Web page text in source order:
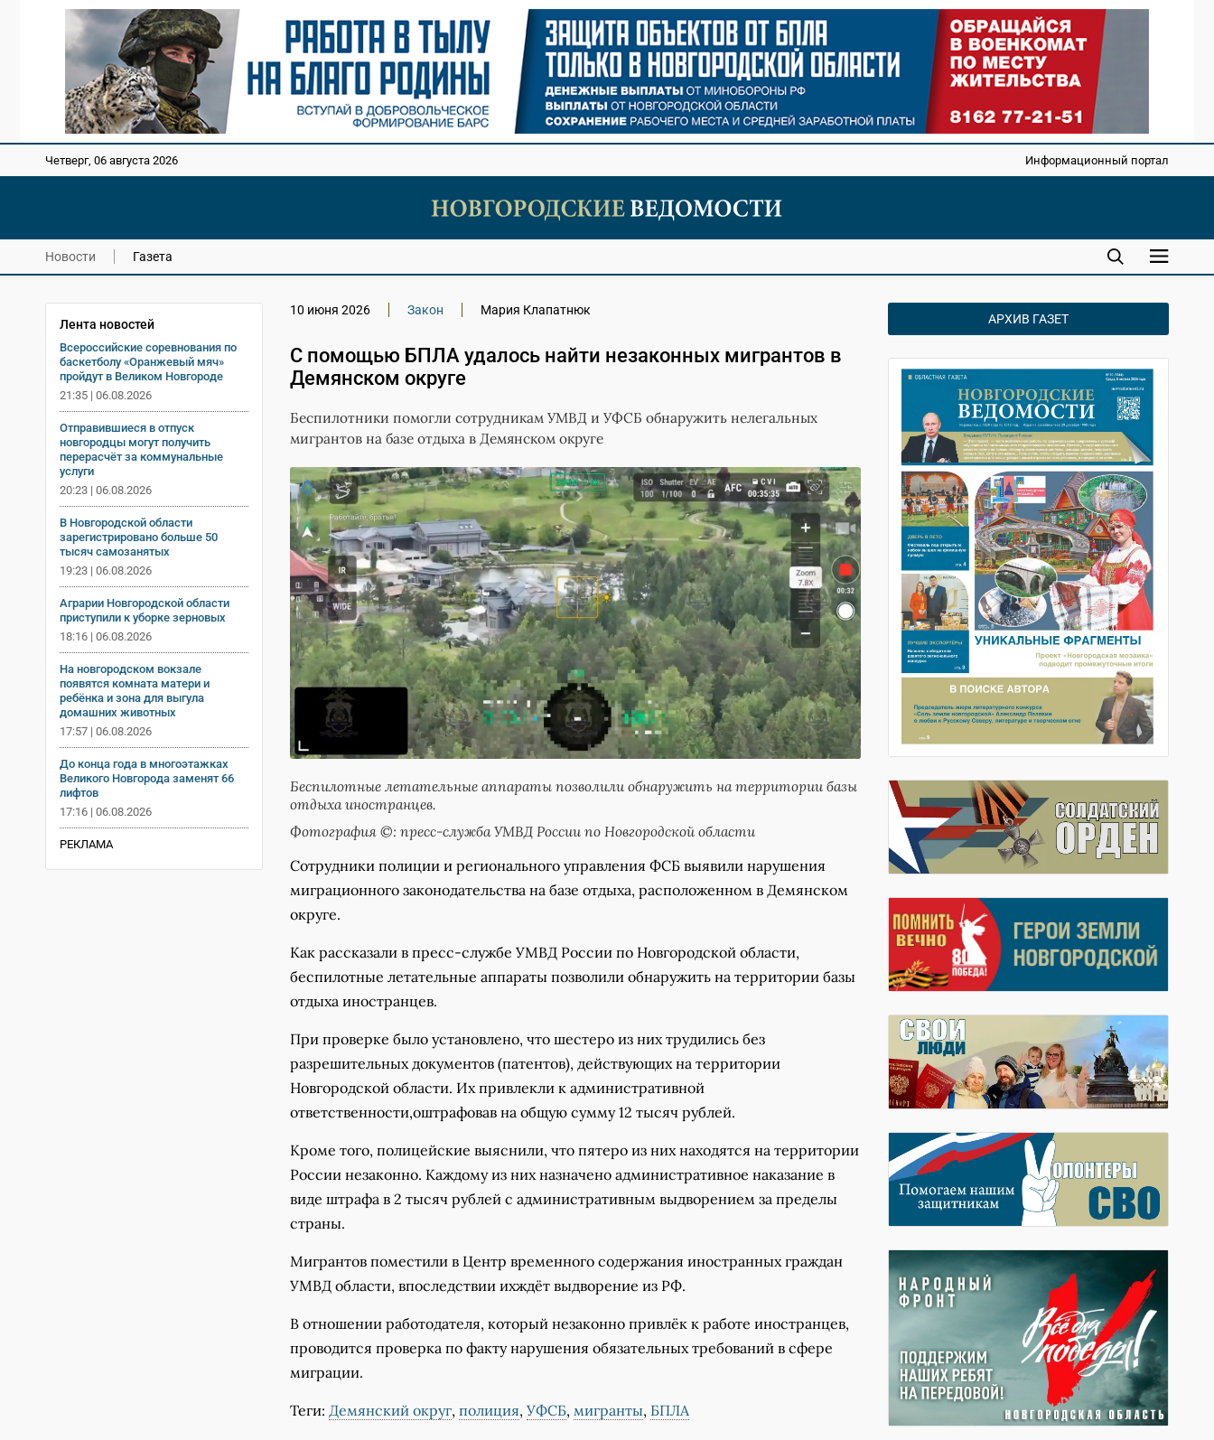
Четверг, 06 августа 2026 Информационный портал
Новости Газета
Лента новостей
Всероссийские соревнования по
баскетболу «Оранжевый мяч»
пройдут в Великом Новгороде
21:35 | 06.08.2026
Отправившиеся в отпуск
новгородцы могут получить
перерасчёт за коммунальные
услуги
20:23 | 06.08.2026
В Новгородской области
зарегистрировано больше 50
тысяч самозанятых
19:23 | 06.08.2026
Аграрии Новгородской области
приступили к уборке зерновых
18:16 | 06.08.2026
На новгородском вокзале
появятся комната матери и
ребёнка и зона для выгула
домашних животных
17:57 | 06.08.2026
До конца года в многоэтажках
Великого Новгорода заменят 66
лифтов
17:16 | 06.08.2026
РЕКЛАМА
10 июня 2026 Закон Мария Клапатнюк
С помощью БПЛА удалось найти незаконных мигрантов в
Демянском округе
Беспилотники помогли сотрудникам УМВД и УФСБ обнаружить нелегальных
мигрантов на базе отдыха в Демянском округе
Беспилотные летательные аппараты позволили обнаружить на территории базы
отдыха иностранцев.
Фотография ©: пресс-служба УМВД России по Новгородской области
Сотрудники полиции и регионального управления ФСБ выявили нарушения
миграционного законодательства на базе отдыха, расположенном в Демянском
округе.
Как рассказали в пресс-службе УМВД России по Новгородской области,
беспилотные летательные аппараты позволили обнаружить на территории базы
отдыха иностранцев.
При проверке было установлено, что шестеро из них трудились без
разрешительных документов (патентов), действующих на территории
Новгородской области. Их привлекли к административной
ответственности,оштрафовав на общую сумму 12 тысяч рублей.
Кроме того, полицейские выяснили, что пятеро из них находятся на территории
России незаконно. Каждому из них назначено административное наказание в
виде штрафа в 2 тысяч рублей с административным выдворением за пределы
страны.
Мигрантов поместили в Центр временного содержания иностранных граждан
УМВД области, впоследствии ихждёт выдворение из РФ.
В отношении работодателя, который незаконно привлёк к работе иностранцев,
проводится проверка по факту нарушения обязательных требований в сфере
миграции.
Теги: Демянский округ, полиция, УФСБ, мигранты, БПЛА
АРХИВ ГАЗЕТ